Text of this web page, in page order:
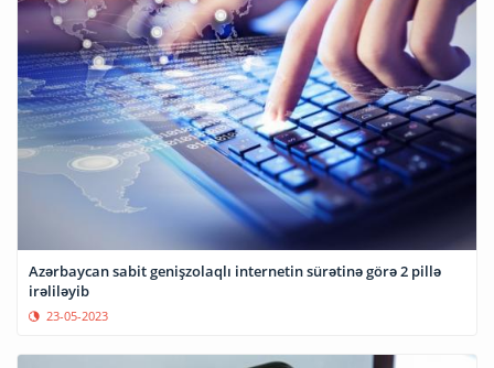
Azərbaycan sabit genişzolaqlı internetin sürətinə görə 2 pillə
irəliləyib
23-05-2023